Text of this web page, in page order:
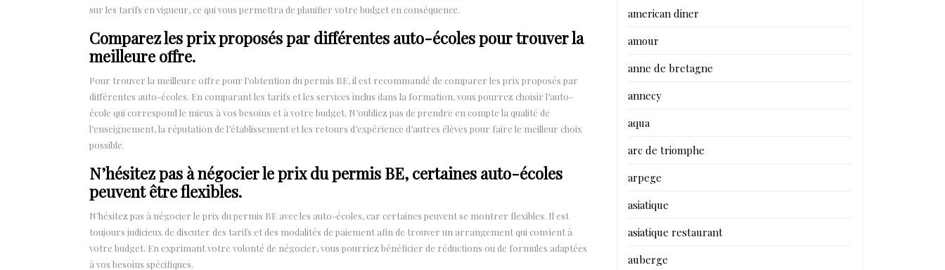
sur les tarifs en vigueur, ce qui vous permettra de planifier votre budget en conséquence.
Comparez les prix proposés par différentes auto-écoles pour trouver la
meilleure offre.
Pour trouver la meilleure offre pour l’obtention du permis BE, il est recommandé de comparer les prix proposés par
différentes auto-écoles. En comparant les tarifs et les services inclus dans la formation, vous pourrez choisir l’auto-
école qui correspond le mieux à vos besoins et à votre budget. N’oubliez pas de prendre en compte la qualité de
l’enseignement, la réputation de l’établissement et les retours d’expérience d’autres élèves pour faire le meilleur choix
possible.
N’hésitez pas à négocier le prix du permis BE, certaines auto-écoles
peuvent être flexibles.
N’hésitez pas à négocier le prix du permis BE avec les auto-écoles, car certaines peuvent se montrer flexibles. Il est
toujours judicieux de discuter des tarifs et des modalités de paiement afin de trouver un arrangement qui convient à
votre budget. En exprimant votre volonté de négocier, vous pourriez bénéficier de réductions ou de formules adaptées
à vos besoins spécifiques.
american diner
amour
anne de bretagne
annecy
aqua
arc de triomphe
arpege
asiatique
asiatique restaurant
auberge